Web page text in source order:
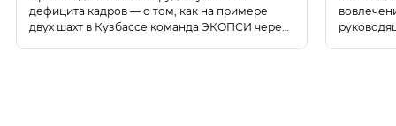
дефицита кадров — о том, как на примере
двух шахт в Кузбассе команда ЭКОПСИ через